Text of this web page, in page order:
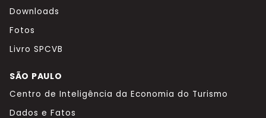
Downloads
Fotos
Livro SPCVB
SÃO PAULO
Centro de Inteligência da Economia do Turismo
Dados e Fatos